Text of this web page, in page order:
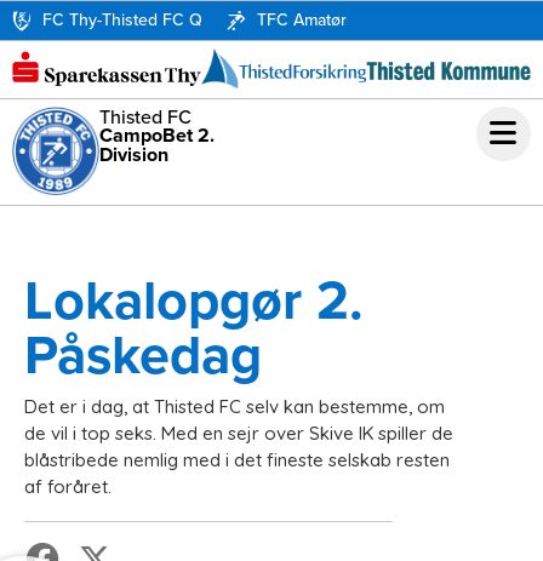
FC Thy-Thisted FC Q TFC Amatør
Thisted FC
CampoBet 2.
Division
Lokalopgør 2.
Påskedag
Det er i dag, at Thisted FC selv kan bestemme, om
de vil i top seks. Med en sejr over Skive IK spiller de
blåstribede nemlig med i det fineste selskab resten
af foråret.